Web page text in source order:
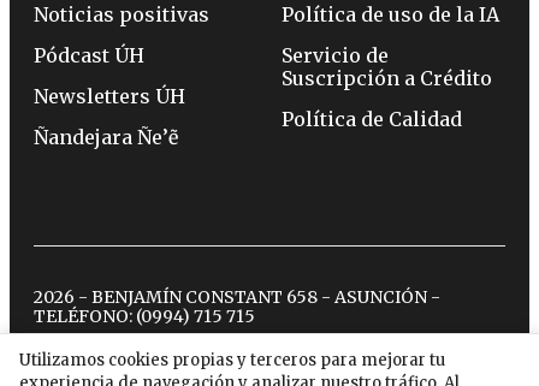
Utilizamos cookies propias y terceros para mejorar tu
Noticias positivas
Pódcast ÚH
Newsletters ÚH
Ñandejara Ñe’ẽ
Política de uso de la IA
Servicio de
Suscripción a Crédito
Política de Calidad
2026 - BENJAMÍN CONSTANT 658 - ASUNCIÓN -
TELÉFONO: (0994) 715 715